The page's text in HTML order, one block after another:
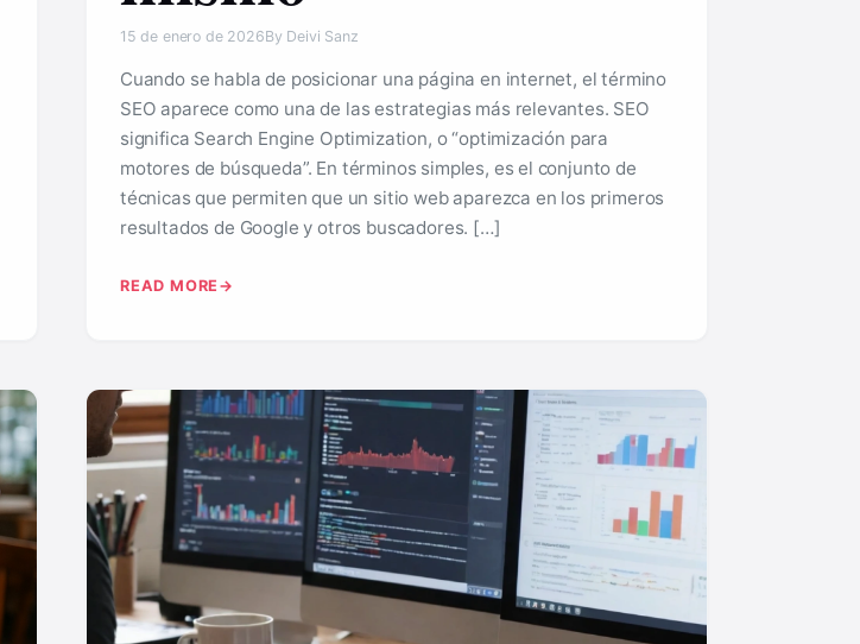
15 de enero de 2026By Deivi Sanz
Cuando se habla de posicionar una página en internet, el término
SEO aparece como una de las estrategias más relevantes. SEO
significa Search Engine Optimization, o “optimización para
motores de búsqueda”. En términos simples, es el conjunto de
técnicas que permiten que un sitio web aparezca en los primeros
resultados de Google y otros buscadores. […]
READ MORE